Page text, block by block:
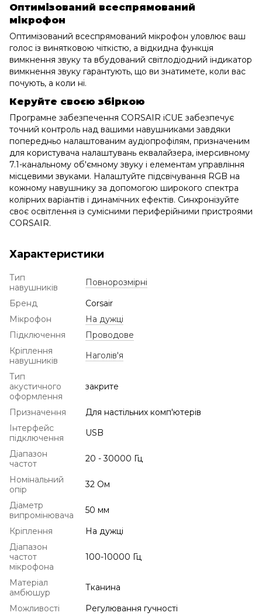
Оптимізований всеспрямований
мікрофон
Оптимізований всеспрямований мікрофон уловлює ваш
голос із винятковою чіткістю, а відкидна функція
вимкнення звуку та вбудований світлодіодний індикатор
вимкнення звуку гарантують, що ви знатимете, коли вас
почують, а коли ні.
Керуйте своєю збіркою
Програмне забезпечення CORSAIR iCUE забезпечує
точний контроль над вашими навушниками завдяки
попередньо налаштованим аудіопрофілям, призначеним
для користувача налаштувань еквалайзера, імерсивному
7.1-канальному об'ємному звуку і елементам управління
місцевими звуками. Налаштуйте підсвічування RGB на
кожному навушнику за допомогою широкого спектра
колірних варіантів і динамічних ефектів. Синхронізуйте
своє освітлення із сумісними периферійними пристроями
CORSAIR.
Характеристики
Тип
навушників
Повнорозмірні
Бренд
Corsair
Мікрофон
На дужці
Підключення
Проводове
Кріплення
навушників
Наголів'я
Тип
акустичного
оформлення
закрите
Призначення
Для настільних комп'ютерів
Інтерфейс
підключення
USB
Діапазон
частот
20 - 30000 Гц
Номінальний
опір
32 Ом
Діаметр
випромінювача
50 мм
Кріплення
На дужці
Діапазон
частот
мікрофона
100-10000 Гц
Матеріал
амбюшур
Тканина
Можливості
Регулювання гучності